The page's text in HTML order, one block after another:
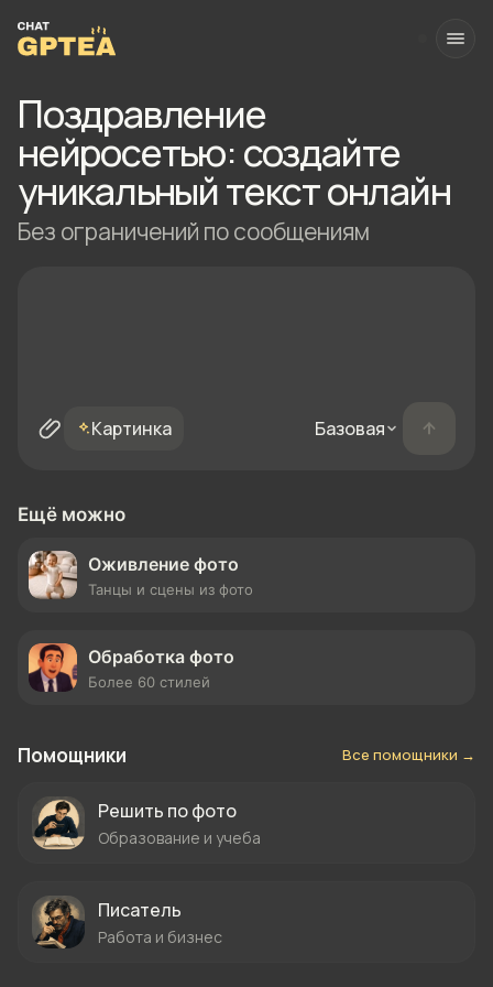
Поздравление
нейросетью: создайте
уникальный текст онлайн
Без ограничений по сообщениям
Картинка Базовая
Ещё можно
Оживление фото
Танцы и сцены из фото
Обработка фото
Более 60 стилей
Помощники Все помощники →
Решить по фото
Образование и учеба
Писатель
Работа и бизнес